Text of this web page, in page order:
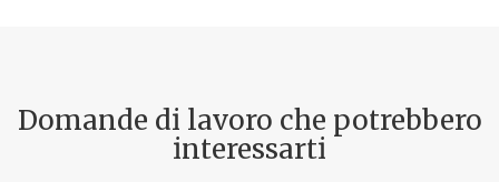
Domande di lavoro che potrebbero
interessarti